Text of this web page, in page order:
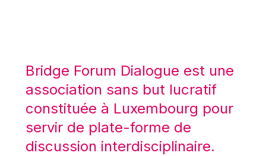
Mario Centeno
Mario Monti
Maroš ŠEFČOVIČ
Martin Bailey
Martine Reicherts
Bridge Forum Dialogue est une
association sans but lucratif
constituée à Luxembourg pour
servir de plate-forme de
discussion interdisciplinaire.